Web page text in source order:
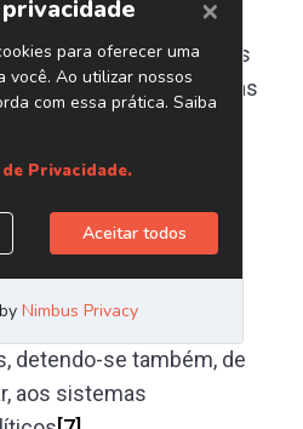
a ela mais do que um
dos seus executores
mais complexas, nas
de
de estruturas de
democrático, da
o que resulta
das soluções da
deixam de ser apenas
detendo-se também, de
aos sistemas